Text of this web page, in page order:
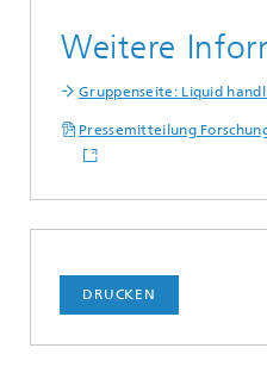
Weitere
Gruppenseite: Liquid
Pressemitteilung
DRUCKEN